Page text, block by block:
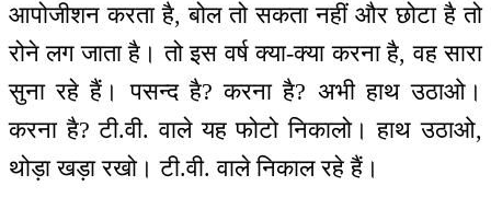
आपोजीशन करता है, बोल तो सकता नहीं और छोटा है तो
रोने लग जाता है। तो इस वर्ष क्या-क्या करना है, वह सारा
सुना रहे हैं। पसन्द है? करना है? अभी हाथ उठाओ।
करना है? टी.वी. वाले यह फोटो निकालो। हाथ उठाओ,
थोड़ा खड़ा रखो। टी.वी. वाले निकाल रहे हैं।